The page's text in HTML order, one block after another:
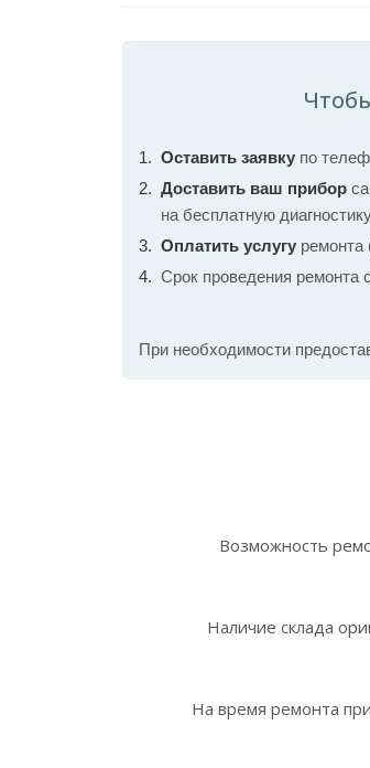
Оставить заявку по
Доставить ваш прибор
на бесплатную
Оплатить услугу ремонта
Срок проведения ремонта
При необходимости
Возможность
Наличие склада
На время ремонта